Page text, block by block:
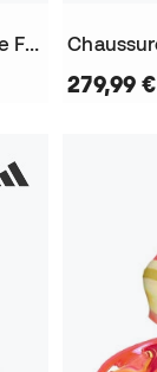
Chaussure de football Predator Elite FT AG
279,99 €